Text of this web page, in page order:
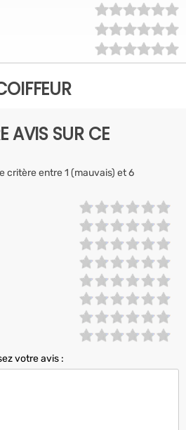
AVIS SUR CE
critère entre 1 (mauvais) et 6
votre avis :